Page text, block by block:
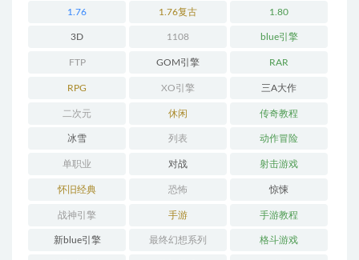
1.76 1.76复古 1.80
3D 1108 blue引擎
FTP GOM引擎 RAR
RPG XO引擎 三A大作
二次元 休闲 传奇教程
冰雪 列表 动作冒险
单职业 对战 射击游戏
怀旧经典 恐怖 惊悚
战神引擎 手游 手游教程
新blue引擎 最终幻想系列 格斗游戏